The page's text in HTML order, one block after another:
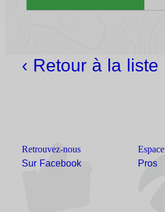
‹ Retour à la liste
Retrouvez-nous
Sur Facebook
Espace
Pros